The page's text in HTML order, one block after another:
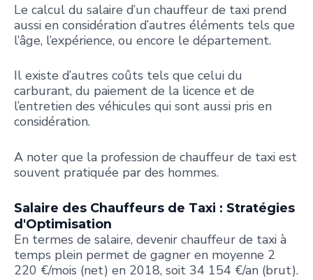
Le calcul du salaire d’un chauffeur de taxi prend
aussi en considération d’autres éléments tels que
l’âge, l’expérience, ou encore le département.
Il existe d’autres coûts tels que celui du
carburant, du paiement de la licence et de
l’entretien des véhicules qui sont aussi pris en
considération.
A noter que la profession de chauffeur de taxi est
souvent pratiquée par des hommes.
Salaire des Chauffeurs de Taxi : Stratégies
d'Optimisation
En termes de salaire, devenir chauffeur de taxi à
temps plein permet de gagner en moyenne 2
220 €/mois (net) en 2018, soit 34 154 €/an (brut).